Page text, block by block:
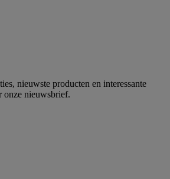
nieuwste producten en interessante
nieuwsbrief.